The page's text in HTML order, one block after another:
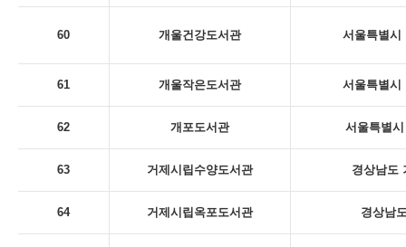
60 개울건강도서관 서울특별시
61 개울작은도서관 서울특별시
62 개포도서관 서울특별
63 거제시립수양도서관 경상남도
64 거제시립옥포도서관 경상남